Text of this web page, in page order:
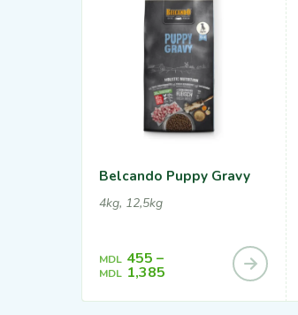
Belcando Puppy Gravy
4kg, 12,5kg
MDL 455 –
MDL 1,385